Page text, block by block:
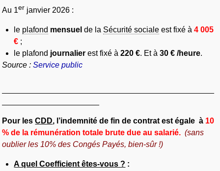
Au 1er janvier 2026 :
le plafond mensuel de la Sécurité sociale est fixé à4 005
€ ;
le plafond journalier est fixé à220 €. Et à30 € /heure.
Source :Service public
Pour lesCDD, l’indemnité de fin de contrat est égale à 10
% de la rémunération totale brute due au salarié.(sans
oublier les 10% des Congés Payés, bien-sûr !)
A quel Coefficient êtes-vous ? :